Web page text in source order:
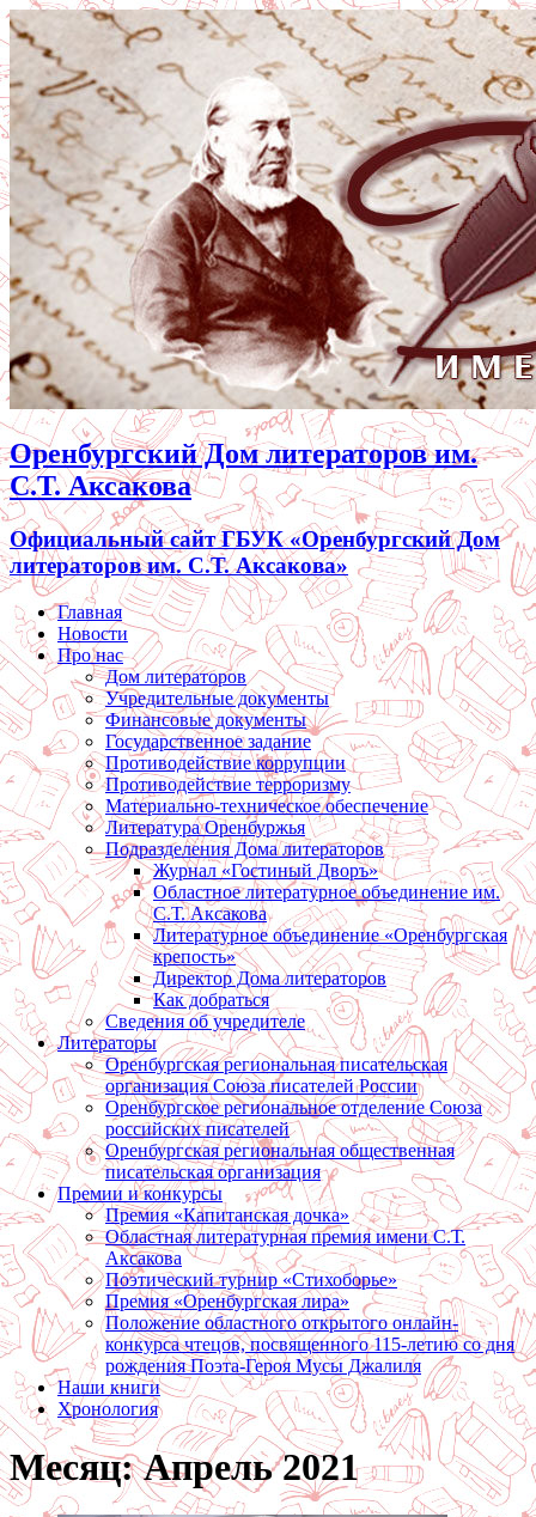
Оренбургский Дом литераторов им.
С.Т. Аксакова
Официальный сайт ГБУК «Оренбургский Дом
литераторов им. С.Т. Аксакова»
Главная
Новости
Про нас
Дом литераторов
Учредительные документы
Финансовые документы
Государственное задание
Противодействие коррупции
Противодействие терроризму
Материально-техническое обеспечение
Литература Оренбуржья
Подразделения Дома литераторов
Журнал «Гостиный Дворъ»
Областное литературное объединение им.
С.Т. Аксакова
Литературное объединение «Оренбургская
крепость»
Директор Дома литераторов
Как добраться
Сведения об учредителе
Литераторы
Оренбургская региональная писательская
организация Союза писателей России
Оренбургское региональное отделение Союза
российских писателей
Оренбургская региональная общественная
писательская организация
Премии и конкурсы
Премия «Капитанская дочка»
Областная литературная премия имени С.Т.
Аксакова
Поэтический турнир «Стихоборье»
Премия «Оренбургская лира»
Положение областного открытого онлайн-
конкурса чтецов, посвященного 115-летию со дня
рождения Поэта-Героя Мусы Джалиля
Наши книги
Хронология
Месяц:Апрель 2021